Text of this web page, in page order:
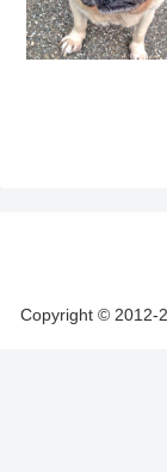
Copyright © 2012-